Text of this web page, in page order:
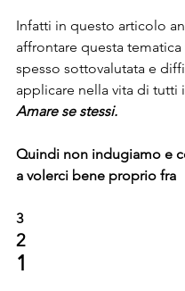
Infatti in questo articolo
affrontare questa
spesso sottovalutata e
applicare nella vita di tutti
Amare se stessi.
Quindi non indugiamo e
a volerci bene proprio fra
3
2
1